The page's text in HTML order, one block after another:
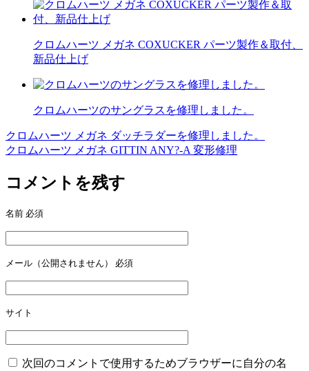
クロムハーツ メガネ COXUCKER パーツ製作＆取付、
新品仕上げ
クロムハーツのサングラスを修理しました。
投
稿
ナ
ビ
ゲ
ー
シ
ョ
ン
クロムハーツ メガネ ダッチラダーを修理しました。
クロムハーツ メガネ GITTIN ANY?-A 変形修理
コメントを残す
名前 必須
メール（公開されません） 必須
サイト
次回のコメントで使用するためブラウザーに自分の名